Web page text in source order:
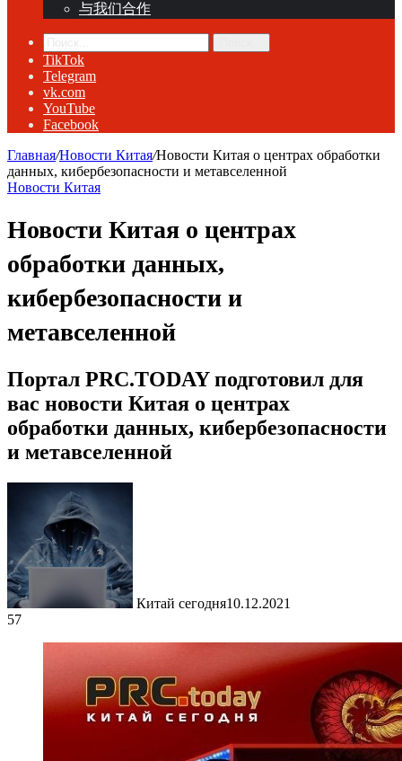
与我们合作
TikTok
Telegram
vk.com
YouTube
Facebook
Главная/Новости Китая/Новости Китая о центрах обработки
данных, кибербезопасности и метавселенной
Новости Китая
Новости Китая о центрах
обработки данных,
кибербезопасности и
метавселенной
Портал PRC.TODAY подготовил для
вас новости Китая о центрах
обработки данных, кибербезопасности
и метавселенной
Китай сегодня10.12.2021
57